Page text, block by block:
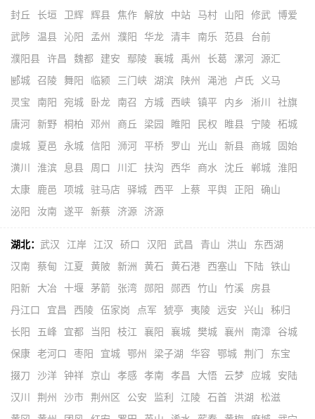
封丘
长垣 卫辉 辉县 焦作 解放 中站 马村 山阳 修武
博爱
武陟
温县 沁阳 孟州 濮阳 华龙 清丰 南乐 范县
台前
濮阳县
许昌 魏都 建安 鄢陵 襄城 禹州 长葛 漯河
源汇
郾城
召陵 舞阳 临颍 三门峡 湖滨 陕州 渑池 卢氏
义马
灵宝
南阳 宛城 卧龙 南召 方城 西峡 镇平 内乡 淅川
社旗
唐河
新野 桐柏 邓州 商丘 梁园 睢阳 民权 睢县 宁陵
柘城
虞城
夏邑 永城 信阳 浉河 平桥 罗山 光山 新县 商城
固始
潢川
淮滨 息县 周口 川汇 扶沟 西华 商水 沈丘 郸城
淮阳
太康
鹿邑 项城 驻马店 驿城 西平 上蔡 平舆 正阳
确山
泌阳
汝南 遂平 新蔡 济源 济源
湖北： 武汉 江岸 江汉 硚口 汉阳 武昌 青山 洪山
东西湖
汉南
蔡甸 江夏 黄陂 新洲 黄石 黄石港 西塞山 下陆
铁山
阳新
大冶 十堰 茅箭 张湾 郧阳 郧西 竹山 竹溪
房县
丹江口
宜昌 西陵 伍家岗 点军 猇亭 夷陵 远安 兴山
秭归
长阳
五峰 宜都 当阳 枝江 襄阳 襄城 樊城 襄州 南漳
谷城
保康
老河口 枣阳 宜城 鄂州 梁子湖 华容 鄂城 荆门
东宝
掇刀
沙洋 钟祥 京山 孝感 孝南 孝昌 大悟 云梦 应城
安陆
汉川
荆州 沙市 荆州区 公安 监利 江陵 石首 洪湖
松滋